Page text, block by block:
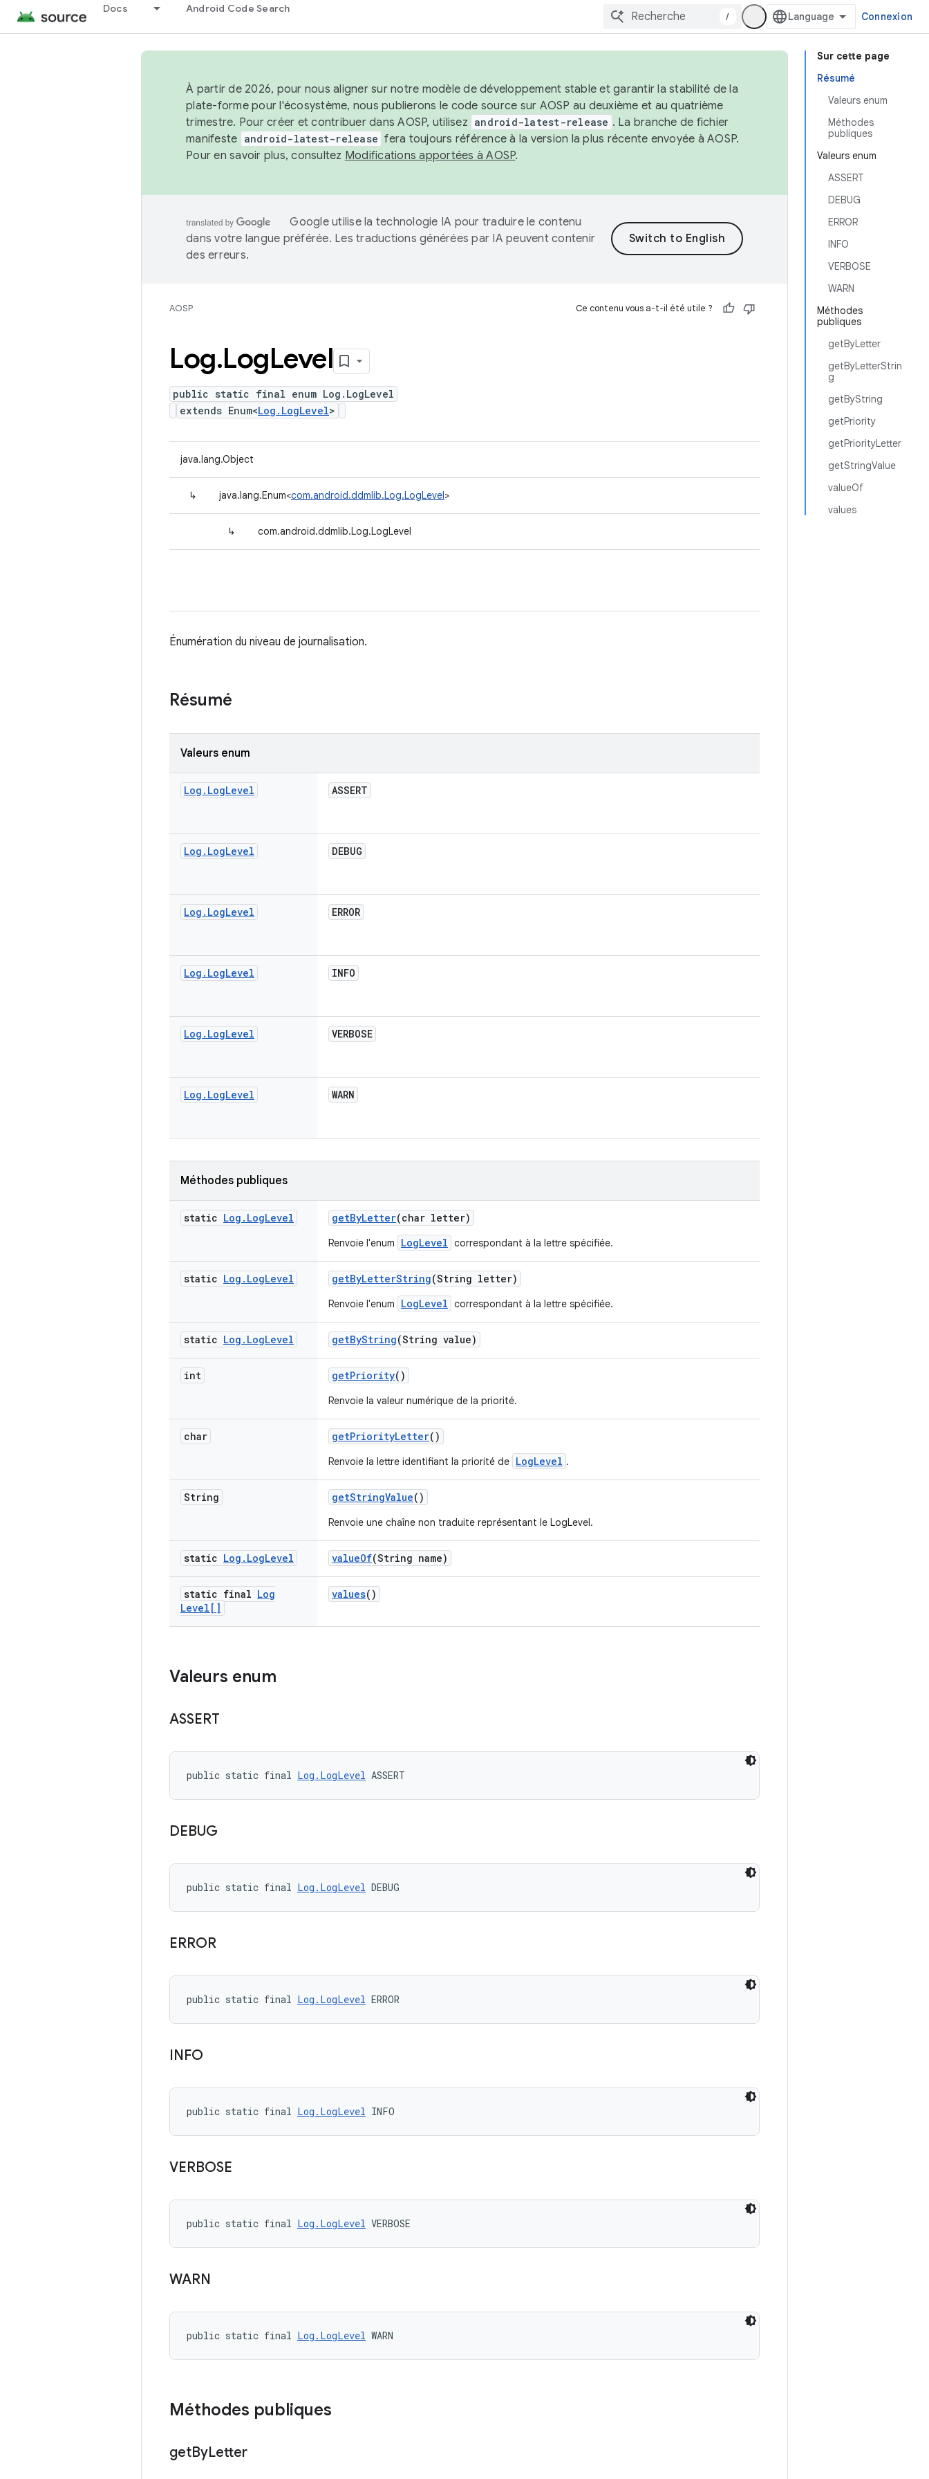
Docs Android Code Search
/ Connexion
Sur cette page
Résumé
Valeurs enum
Méthodes
publiques
Valeurs enum
ASSERT
DEBUG
ERROR
INFO
VERBOSE
WARN
Méthodes
publiques
getByLetter
getByLetterStrin
g
getByString
getPriority
getPriorityLetter
getStringValue
valueOf
values
À partir de 2026, pour nous aligner sur notre modèle de développement stable et garantir la stabilité de la
plate-forme pour l'écosystème, nous publierons le code source sur AOSP au deuxième et au quatrième
trimestre. Pour créer et contribuer dans AOSP, utilisez android-latest-release . La branche de fichier
manifeste android-latest-release fera toujours référence à la version la plus récente envoyée à AOSP.
Pour en savoir plus, consultez Modifications apportées à AOSP.
Google utilise la technologie IA pour traduire le contenu
dans votre langue préférée. Les traductions générées par IA peuvent contenir
des erreurs.
AOSP Ce contenu vous a-t-il été utile ?
Log.LogLevel
public static final enum Log.LogLevel
extends Enum<Log.LogLevel>
java.lang.Object
↳ java.lang.Enum<com.android.ddmlib.Log.LogLevel>
↳ com.android.ddmlib.Log.LogLevel
Énumération du niveau de journalisation.
Résumé
Valeurs enum
Log . LogLevel ASSERT
Log . LogLevel DEBUG
Log . LogLevel ERROR
Log . LogLevel INFO
Log . LogLevel VERBOSE
Log . LogLevel WARN
Méthodes publiques
static Log . LogLevel getByLetter(char letter)
Renvoie l'enum LogLevel correspondant à la lettre spécifiée.
static Log . LogLevel getByLetterString(String letter)
Renvoie l'enum LogLevel correspondant à la lettre spécifiée.
static Log . LogLevel getByString(String value)
int getPriority()
Renvoie la valeur numérique de la priorité.
char getPriorityLetter()
Renvoie la lettre identifiant la priorité de LogLevel .
String getStringValue()
Renvoie une chaîne non traduite représentant le LogLevel.
static Log . LogLevel valueOf(String name)
static final Log
Level[]
values()
Valeurs enum
ASSERT
public static final Log.LogLevel ASSERT
DEBUG
public static final Log.LogLevel DEBUG
ERROR
public static final Log.LogLevel ERROR
INFO
public static final Log.LogLevel INFO
VERBOSE
public static final Log.LogLevel VERBOSE
WARN
public static final Log.LogLevel WARN
Méthodes publiques
getByLetter